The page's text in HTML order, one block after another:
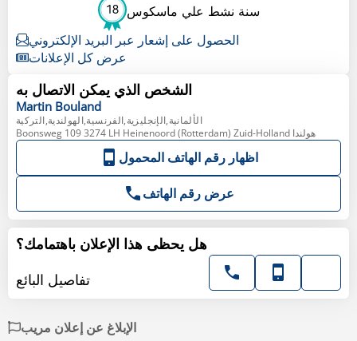
18 سنة نشط علي ماسكوس
الحصول على إشعار عبر البريد الإلكتروني
عرض كل الإعلانات
الشخص الذي يمكن الاتصال به
Martin Bouland
الألمانية,الإنجليزية,الفرنسية,الهولندية,التركية
Boonsweg 109 3274 LH Heinenoord (Rotterdam) Zuid-Holland هولندا
اظهار رقم الهاتف المحمول
عرض رقم الهاتف
هل يحظى هذا الإعلان باهتمامك؟
تفاصيل البائع
الإبلاغ عن إعلان مريب